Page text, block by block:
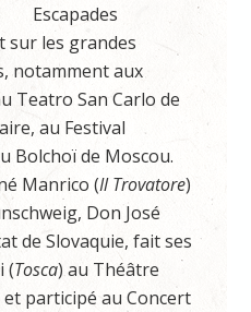
Escapades
sur les grandes
notamment aux
Teatro San Carlo de
au Festival
Bolchoï de Moscou.
Manrico (Il Trovatore)
Don José
de Slovaquie, fait ses
(Tosca) au Théâtre
participé au Concert